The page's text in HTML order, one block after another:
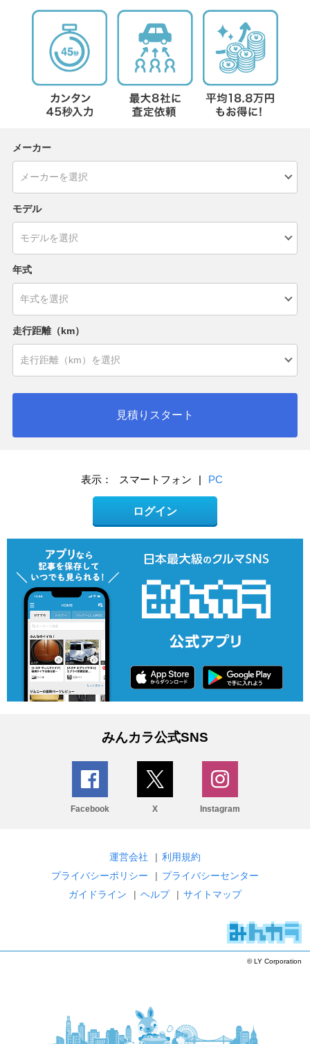
メーカー
モデル
年式
走行距離（km）
見積りスタート
表示： スマートフォン | PC
ログイン
みんカラ公式SNS
Facebook X Instagram
運営会社 | 利用規約
プライバシーポリシー
| プライバシーセンター
ガイドライン
| ヘルプ | サイトマップ
© LY Corporation